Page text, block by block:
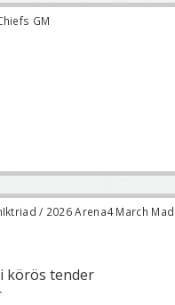
GM
/ 2026 Arena4 March
körös tender